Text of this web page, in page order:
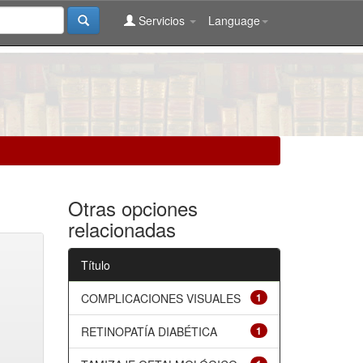
Language
Servicios
Otras opciones
relacionadas
Título
1
COMPLICACIONES VISUALES
1
RETINOPATÍA DIABÉTICA